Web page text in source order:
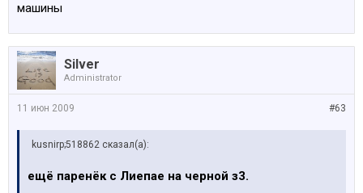
машины
Silver
Administrator
#63
11 июн 2009
kusnirp;518862 сказал(а):
ещё паренёк с Лиепае на черной з3.